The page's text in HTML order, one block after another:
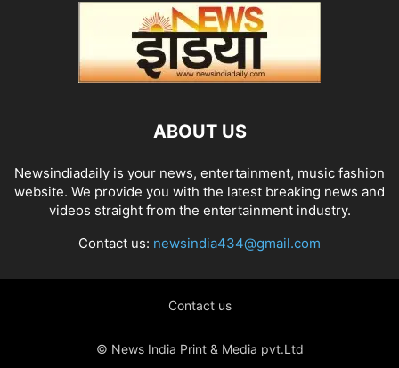
ABOUT US
Newsindiadaily is your news, entertainment, music fashion
website. We provide you with the latest breaking news and
videos straight from the entertainment industry.
Contact us: newsindia434@gmail.com
Contact us
© News India Print & Media pvt.Ltd